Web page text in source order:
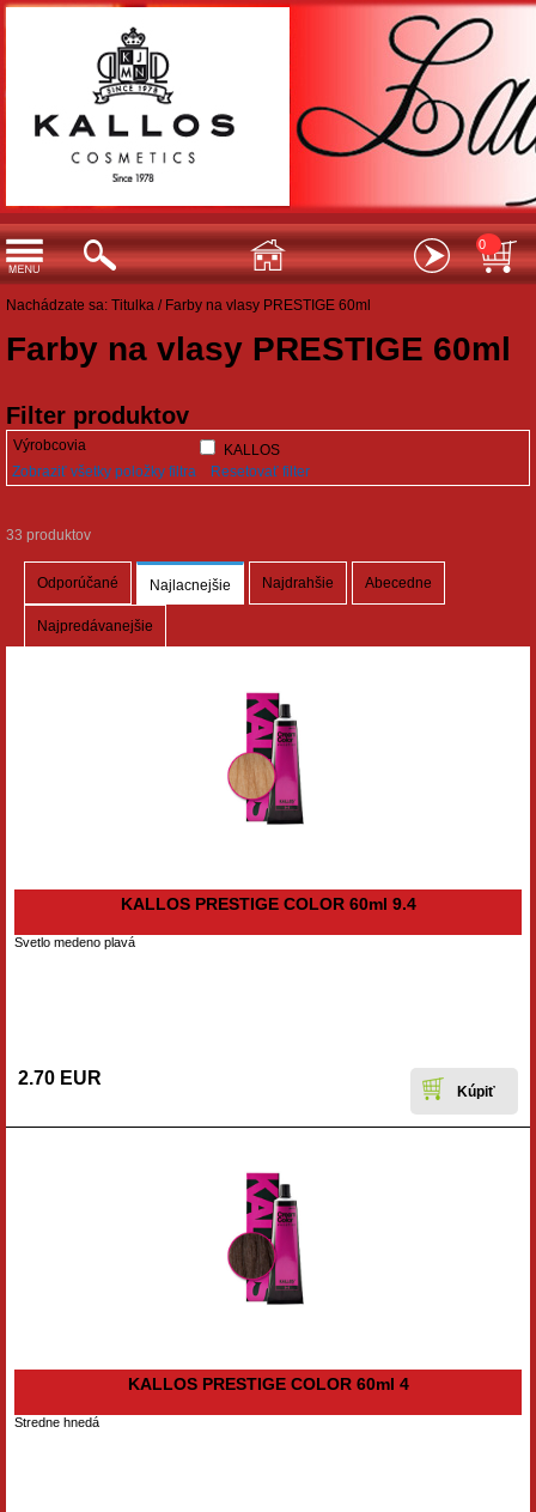
0
Nachádzate sa: Titulka / Farby na vlasy PRESTIGE 60ml
Farby na vlasy PRESTIGE 60ml
Filter produktov
Výrobcovia
KALLOS
Zobraziť všetky položky filtra
Resetovať filter
33 produktov
Odporúčané Najlacnejšie Najdrahšie Abecedne
Najpredávanejšie
KALLOS PRESTIGE COLOR 60ml 9.4
Svetlo medeno plavá
2.70 EUR
KALLOS PRESTIGE COLOR 60ml 4
Stredne hnedá